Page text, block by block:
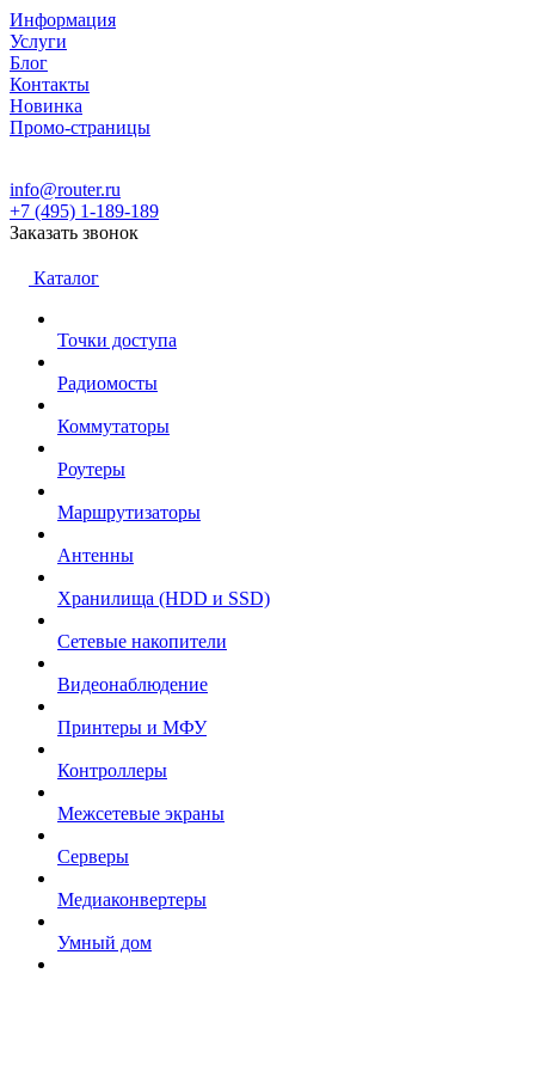
Информация
Услуги
Блог
Контакты
Новинка
Промо-страницы
info@router.ru
+7 (495) 1-189-189
Заказать звонок
Каталог
Точки доступа
Радиомосты
Коммутаторы
Роутеры
Маршрутизаторы
Антенны
Хранилища (HDD и SSD)
Сетевые накопители
Видеонаблюдение
Принтеры и МФУ
Контроллеры
Межсетевые экраны
Серверы
Медиаконвертеры
Умный дом